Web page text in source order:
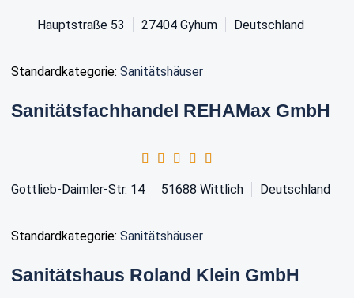
Hauptstraße 53 27404 Gyhum Deutschland
Standardkategorie: Sanitätshäuser
Sanitätsfachhandel REHAMax GmbH
Gottlieb-Daimler-Str. 14 51688 Wittlich Deutschland
Standardkategorie: Sanitätshäuser
Sanitätshaus Roland Klein GmbH